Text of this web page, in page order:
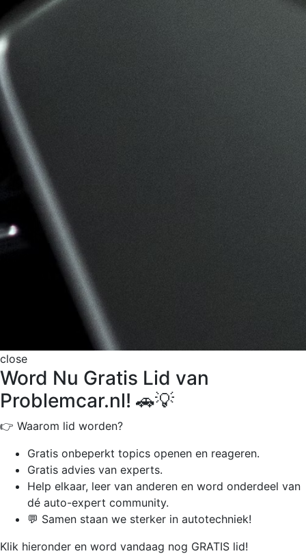
close
Word Nu Gratis Lid van
Problemcar.nl! 🚗💡
👉 Waarom lid worden?
Gratis onbeperkt topics openen en reageren.
Gratis advies van experts.
Help elkaar, leer van anderen en word onderdeel van
dé auto-expert community.
💬 Samen staan we sterker in autotechniek!
Klik hieronder en word vandaag nog GRATIS lid!